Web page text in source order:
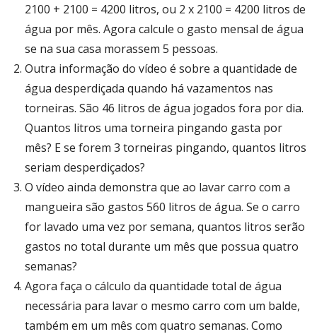
2100 + 2100 = 4200 litros, ou 2 x 2100 = 4200 litros de
água por mês. Agora calcule o gasto mensal de água
se na sua casa morassem 5 pessoas.
Outra informação do vídeo é sobre a quantidade de
água desperdiçada quando há vazamentos nas
torneiras. São 46 litros de água jogados fora por dia.
Quantos litros uma torneira pingando gasta por
mês? E se forem 3 torneiras pingando, quantos litros
seriam desperdiçados?
O vídeo ainda demonstra que ao lavar carro com a
mangueira são gastos 560 litros de água. Se o carro
for lavado uma vez por semana, quantos litros serão
gastos no total durante um mês que possua quatro
semanas?
Agora faça o cálculo da quantidade total de água
necessária para lavar o mesmo carro com um balde,
também em um mês com quatro semanas. Como